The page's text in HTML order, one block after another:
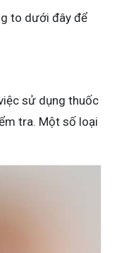
to dưới đây để
sử dụng thuốc
tra. Một số loại